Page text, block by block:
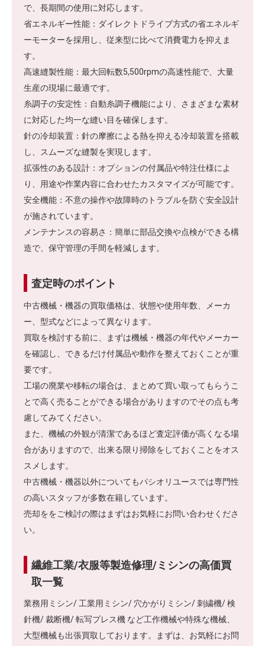
で、長期間の使用に対応します。
省エネルギー性能：ダイレクトドライブ方式の省エネルギ
ーモーターを採用し、従来型に比べて消費電力を抑えま
す。
高速縫製性能：最大回転数5,500rpmの高速性能で、大量
生産の現場に最適です。
糸調子の安定性：自動糸調子機能により、さまざまな素材
に対応した均一な縫い目を確保します。
針の冷却装置：針の摩擦による熱を抑える冷却装置を搭載
し、スムーズな縫製を実現します。
拡張性のある設計：オプションの付属品や特注仕様によ
り、用途や作業内容に合わせたカスタマイズが可能です。
安全機能：不意の操作や故障時のトラブルを防ぐ安全設計
が施されています。
メンテナンスの容易さ：簡単に部品交換や点検ができる構
造で、保守管理の手間を軽減します。
査定時のポイント
中古機械・機器の買取価格は、状態や使用年数、メーカ
ー、型式などによって異なります。
買取を検討する前に、まずは機械・機器の年代やメーカー
を確認し、できるだけ付属品や動作を整えておくことが重
要です。
工場の廃業や移転の場合は、まとめて買い取ってもらうこ
とで高く売ることができる場合がありますのでその点も考
慮してみてください。
また、機械の外観が清潔であるほど査定評価が高くなる場
合がありますので、出来る限り掃除をしておくことをオス
スメします。
中古機械・機器以外についてもパシオリユースでは専門性
の高いスタッフが多数在籍しています。
売却ををご検討の際はまずはお気軽にお問い合わせくださ
い。
繊維工業/衣服等製造修理/ミシンの高価買
取一覧
業務用ミシン/ 工業用ミシン/ 穴かがりミシン/ 刺繍機/ 検
針機/ 裁断機/ 転写プレス機 など工作機械や特殊な機械、
大型機械も出張買取しております。まずは、お気軽にお問